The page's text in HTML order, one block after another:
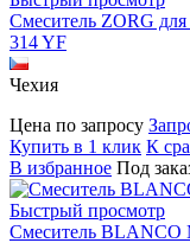
Смеситель ZORG
314 YF
Чехия
Цена по запросу
Купить в 1 клик К
В избранное Под
Быстрый просмотр
Смеситель BLANCO